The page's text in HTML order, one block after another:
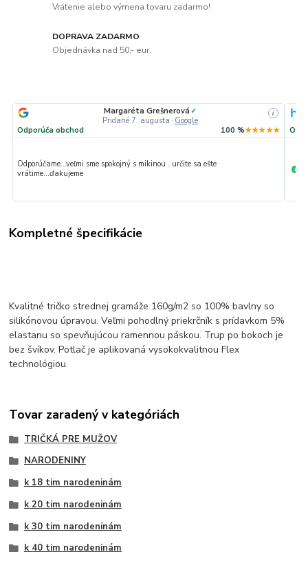
Vrátenie alebo výmena tovaru zadarmo!
DOPRAVA ZADARMO
Objednávka nad 50,- eur.
Margaréta Grešnerová ✓
Pridané 7. augusta · Google
i
Odporúča obchod 100 %★★★★★
Odporúčame...veľmi sme spokojný s mikinou ..určite sa ešte
vrátime...ďakujeme
+
Kompletné špecifikácie
Kvalitné tričko strednej gramáže 160g/m2 so 100% bavlny so
silikónovou úpravou. Veľmi pohodlný priekrčník s prídavkom 5%
elastanu so spevňujúcou ramennou páskou. Trup po bokoch je
bez švíkov. Potlač je aplikovaná vysokokvalitnou Flex
technológiou.
Tovar zaradený v kategóriách
TRIČKÁ PRE MUŽOV
NARODENINY
k 18 tim narodeninám
k 20 tim narodeninám
k 30 tim narodeninám
k 40 tim narodeninám